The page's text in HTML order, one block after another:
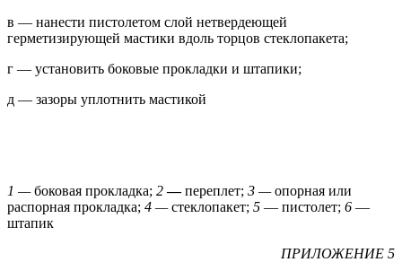
в — нанести пистолетом слой нетвердеющей
герметизирующей мастики вдоль торцов стеклопакета;
г — установить боковые прокладки и штапики;
д — зазоры уплотнить мастикой
1 —боковая прокладка; 2—переплет; 3 —опорная или
распорная прокладка; 4 —стеклопакет; 5 — пистолет; 6 —
штапик
ПРИЛОЖЕНИЕ 5